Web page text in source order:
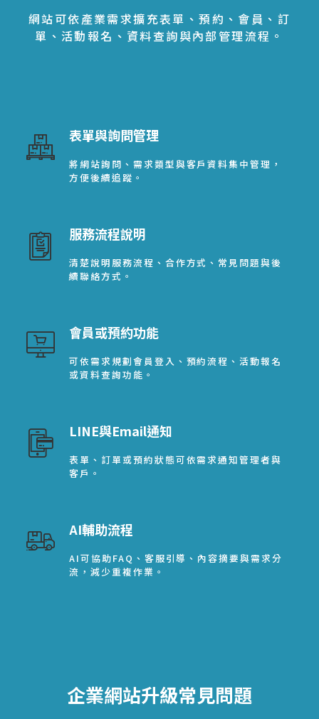
網站可依產業需求擴充表單、預約、會員、訂
單、活動報名、資料查詢與內部管理流程。
表單與詢問管理
將網站詢問、需求類型與客戶資料集中管理，
方便後續追蹤。
服務流程說明
清楚說明服務流程、合作方式、常見問題與後
續聯絡方式。
會員或預約功能
可依需求規劃會員登入、預約流程、活動報名
或資料查詢功能。
LINE與Email通知
表單、訂單或預約狀態可依需求通知管理者與
客戶。
AI輔助流程
AI可協助FAQ、客服引導、內容摘要與需求分
流，減少重複作業。
企業網站升級常見問題